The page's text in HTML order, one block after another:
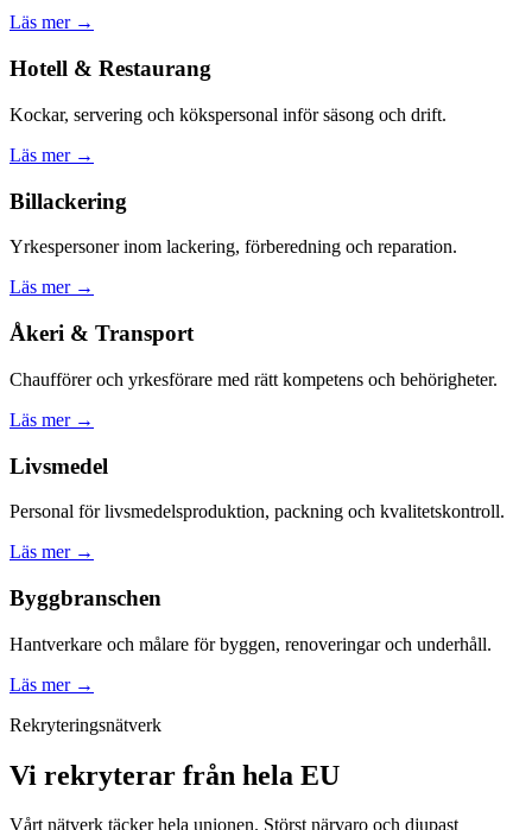
Läs mer →
Hotell & Restaurang
Kockar, servering och kökspersonal inför säsong och drift.
Läs mer →
Billackering
Yrkespersoner inom lackering, förberedning och reparation.
Läs mer →
Åkeri & Transport
Chaufförer och yrkesförare med rätt kompetens och behörigheter.
Läs mer →
Livsmedel
Personal för livsmedelsproduktion, packning och kvalitetskontroll.
Läs mer →
Byggbranschen
Hantverkare och målare för byggen, renoveringar och underhåll.
Läs mer →
Rekryteringsnätverk
Vi rekryterar från hela EU
Vårt nätverk täcker hela unionen. Störst närvaro och djupast